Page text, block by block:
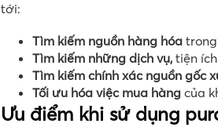
tới:
Tìm kiếm nguồn hàng hóa
Tìm kiếm những dịch vụ, tiện
Tìm kiếm chính xác nguồn gốc
Tối ưu hóa việc mua hàng của
Ưu điểm khi sử dụng